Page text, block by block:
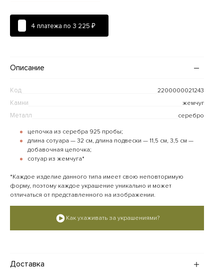
4 платежа по 3 225 ₽
Описание
Код 2200000021243
Камни жемчуг
Металл серебро
цепочка из серебра 925 пробы;
длина сотуара — 32 см, длина подвески — 11,5 см, 3,5 см —
добавочная цепочка;
сотуар из жемчуга*
*Каждое изделие данного типа имеет свою неповторимую
форму, поэтому каждое украшение уникально и может
отличаться от представленного на изображении.
Как ухаживать за украшениями?
Доставка